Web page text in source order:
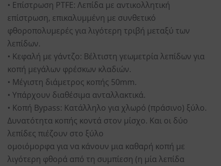
• Επίστρωση PTFE: Λεπίδα με αντικολλητική
επίστρωση, επικαλυμμένη με συνθετικό
φθοροπολυμερές για λιγότερη τριβή μεταξύ των
λεπίδων.
• Κεφαλή με γάντζο: Βέλτιστη γεωμετρία λεπίδων για
κοπή μεγάλων φρέσκων κλαδιών.
• Μέγιστη διάμετρος κοπής 50mm.
• Υπάρχουν διαθέσιμα ανταλλακτικά.
• Κοπή Bypass: Κατάλληλο για χλωρό (πράσινο) ξύλο.
Δυνατότητα κοπής κοντά στον μίσχο. Και οι δύο
λεπίδες πιέζουν στο ξύλο
ομοιόμορφα για να κάνουν μια καθαρή κοπή με
λιγότερη φθορά από τη συμπίεση (η μία λεπίδα